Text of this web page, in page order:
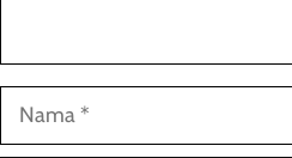
Nama